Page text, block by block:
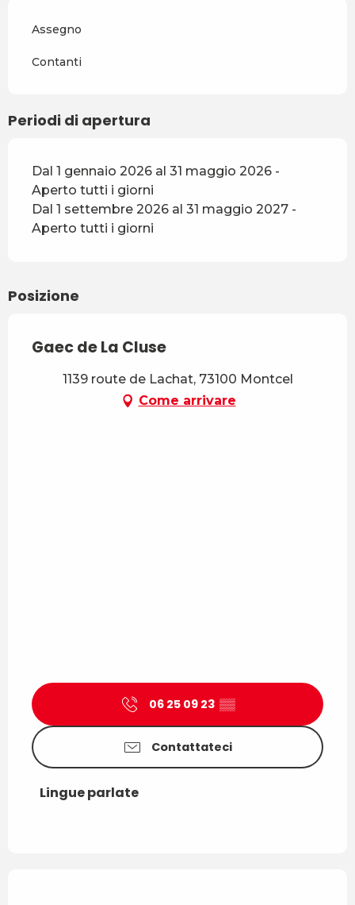
Assegno
Contanti
Periodi di apertura
Dal 1 gennaio 2026 al 31 maggio 2026 -
Aperto tutti i giorni
Dal 1 settembre 2026 al 31 maggio 2027 -
Aperto tutti i giorni
Posizione
Gaec de La Cluse
1139 route de Lachat, 73100 Montcel
Come arrivare
06 25 09 23 ▒▒
Contattateci
Lingue parlate
Lingue parlate